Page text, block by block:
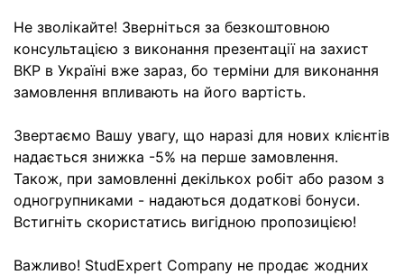
Не зволікайте! Зверніться за безкоштовною
консультацією з виконання презентації на захист
ВКР в Україні вже зараз, бо терміни для виконання
замовлення впливають на його вартість.
Звертаємо Вашу увагу, що наразі для нових клієнтів
надається знижка -5% на перше замовлення.
Також, при замовленні декількох робіт або разом з
одногрупниками - надаються додаткові бонуси.
Встигніть скористатись вигідною пропозицією!
Важливо! StudExpert Company не продає жодних